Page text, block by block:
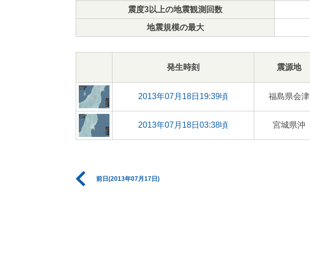
震度3以上の地震観測回数
地震規模の最大
発生時刻 震源地
2013年07月18日19:39頃 福島県会津
2013年07月18日03:38頃 宮城県沖
前日(2013年07月17日)